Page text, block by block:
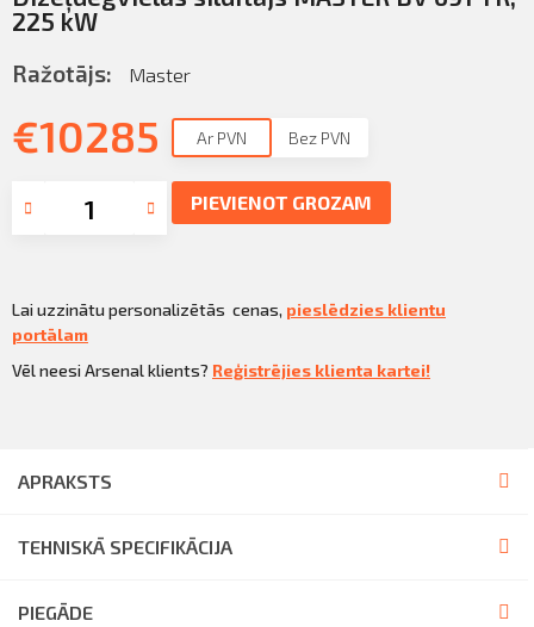
KLIENTU PORTĀLS
Iziet
225 kW
Ražotājs: Master
€10285 Ar PVN Bez PVN
PIEVIENOT GROZAM
Lai uzzinātu personalizētās cenas, pieslēdzies klientu
portālam
Vēl neesi Arsenal klients? Reģistrējies klienta kartei!
APRAKSTS
TEHNISKĀ SPECIFIKĀCIJA
PIEGĀDE